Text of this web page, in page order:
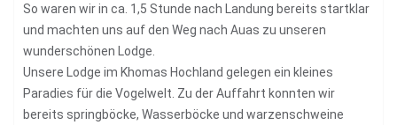
So waren wir in ca. 1,5 Stunde nach Landung bereits startklar
und machten uns auf den Weg nach Auas zu unseren
wunderschönen Lodge.
Unsere Lodge im Khomas Hochland gelegen ein kleines
Paradies für die Vogelwelt. Zu der Auffahrt konnten wir
bereits springböcke, Wasserböcke und warzenschweine